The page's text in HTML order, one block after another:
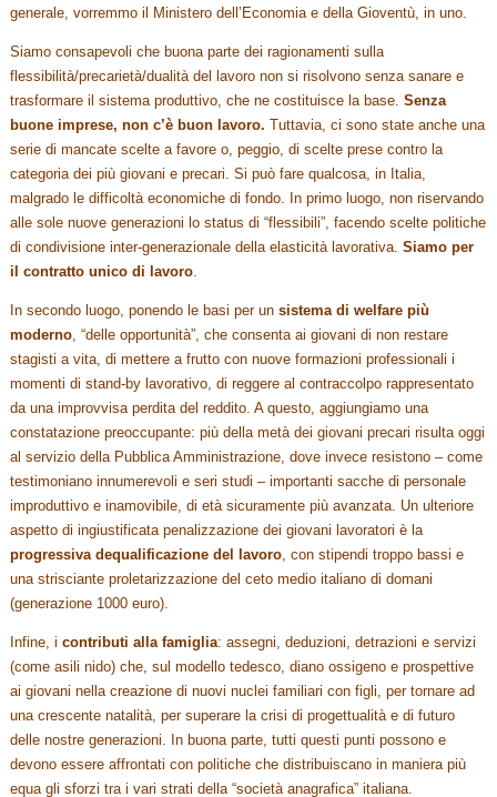
generale, vorremmo il Ministero dell’Economia e della Gioventù, in uno.
Siamo consapevoli che buona parte dei ragionamenti sulla
flessibilità/precarietà/dualità del lavoro non si risolvono senza sanare e
trasformare il sistema produttivo, che ne costituisce la base.Senza
buone imprese, non c’è buon lavoro. Tuttavia, ci sono state anche una
serie di mancate scelte a favore o, peggio, di scelte prese contro la
categoria dei più giovani e precari. Si può fare qualcosa, in Italia,
malgrado le difficoltà economiche di fondo. In primo luogo, non riservando
alle sole nuove generazioni lo status di “flessibili”, facendo scelte politiche
di condivisione inter-generazionale della elasticità lavorativa.Siamo per
il contratto unico di lavoro.
In secondo luogo, ponendo le basi per unsistema di welfare più
moderno, “delle opportunità”, che consenta ai giovani di non restare
stagisti a vita, di mettere a frutto con nuove formazioni professionali i
momenti di stand-by lavorativo, di reggere al contraccolpo rappresentato
da una improvvisa perdita del reddito. A questo, aggiungiamo una
constatazione preoccupante: più della metà dei giovani precari risulta oggi
al servizio della Pubblica Amministrazione, dove invece resistono – come
testimoniano innumerevoli e seri studi – importanti sacche di personale
improduttivo e inamovibile, di età sicuramente più avanzata. Un ulteriore
aspetto di ingiustificata penalizzazione dei giovani lavoratori è la
progressiva dequalificazione del lavoro, con stipendi troppo bassi e
una strisciante proletarizzazione del ceto medio italiano di domani
(generazione 1000 euro).
Infine, icontributi alla famiglia: assegni, deduzioni, detrazioni e servizi
(come asili nido) che, sul modello tedesco, diano ossigeno e prospettive
ai giovani nella creazione di nuovi nuclei familiari con figli, per tornare ad
una crescente natalità, per superare la crisi di progettualità e di futuro
delle nostre generazioni. In buona parte, tutti questi punti possono e
devono essere affrontati con politiche che distribuiscano in maniera più
equa gli sforzi tra i vari strati della “società anagrafica” italiana.